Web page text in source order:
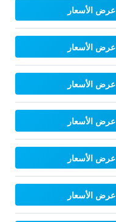
عرض الأسعار
عرض الأسعار
عرض الأسعار
عرض الأسعار
عرض الأسعار
عرض الأسعار